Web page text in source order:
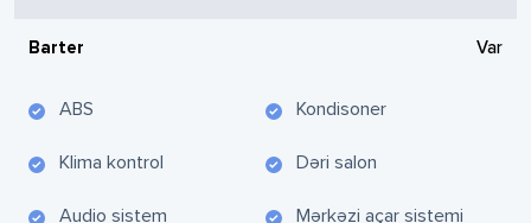
Barter Var
ABS Kondisoner
Klima kontrol Dəri salon
Audio sistem Mərkəzi açar sistemi